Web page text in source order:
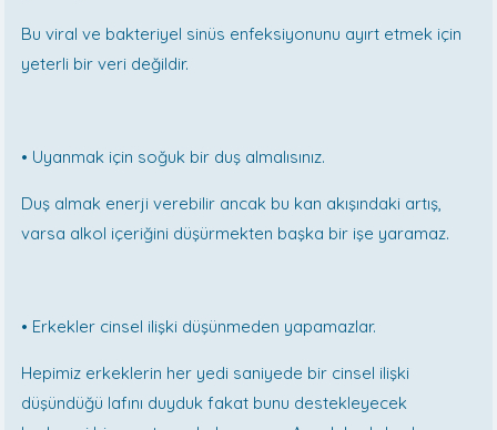
Bu viral ve bakteriyel sinüs enfeksiyonunu ayırt etmek için
yeterli bir veri değildir.
• Uyanmak için soğuk bir duş almalısınız.
Duş almak enerji verebilir ancak bu kan akışındaki artış,
varsa alkol içeriğini düşürmekten başka bir işe yaramaz.
• Erkekler cinsel ilişki düşünmeden yapamazlar.
Hepimiz erkeklerin her yedi saniyede bir cinsel ilişki
düşündüğü lafını duyduk fakat bunu destekleyecek